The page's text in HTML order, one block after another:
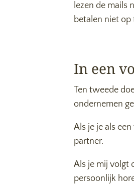
lezen de mails
betalen niet op
In een
Ten tweede
ondernemen
Als je je als
partner.
Als je mij volgt
persoonlijk